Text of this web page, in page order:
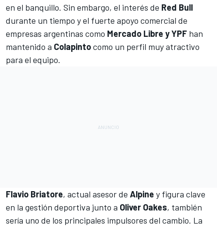
en el banquillo. Sin embargo, el interés de Red Bull
durante un tiempo y el fuerte apoyo comercial de
empresas argentinas como Mercado Libre y YPF han
mantenido a Colapintocomo un perfil muy atractivo
para el equipo.
Flavio Briatore, actual asesor de Alpine y figura clave
en la gestión deportiva junto a Oliver Oakes, también
sería uno de los principales impulsores del cambio. La